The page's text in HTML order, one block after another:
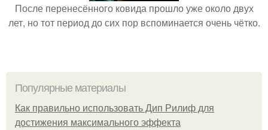
После перенесённого ковида прошло уже около двух
лет, но тот период до сих пор вспоминается очень чётко.
Популярные материалы
Как правильно использовать Дип Рилиф для
достижения максимального эффекта